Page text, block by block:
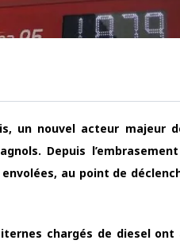
un nouvel acteur majeur
Depuis
au point de
chargés de diesel